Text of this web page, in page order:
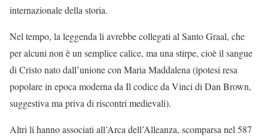
internazionale della storia.
Nel tempo, la leggenda li avrebbe collegati al Santo Graal, che
per alcuni non è un semplice calice, ma una stirpe, cioè il sangue
di Cristo nato dall’unione con Maria Maddalena (ipotesi resa
popolare in epoca moderna da Il codice da Vinci di Dan Brown,
suggestiva ma priva di riscontri medievali).
Altri li hanno associati all’Arca dell’Alleanza, scomparsa nel 587